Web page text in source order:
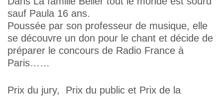
sauf Paula 16 ans.
Poussée par son professeur de musique, elle
se découvre un don pour le chant et décide de
préparer le concours de Radio France à
Paris……
Prix du jury, Prix du public et Prix de la